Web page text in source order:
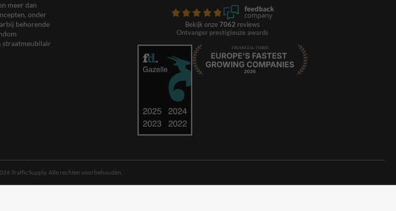
meer dan
onder
behorende
straatmeubilair
Bekijk onze 7062 reviews
Ontvanger prestigieuze awards
TrafficSupply. Alle rechten voorbehouden.